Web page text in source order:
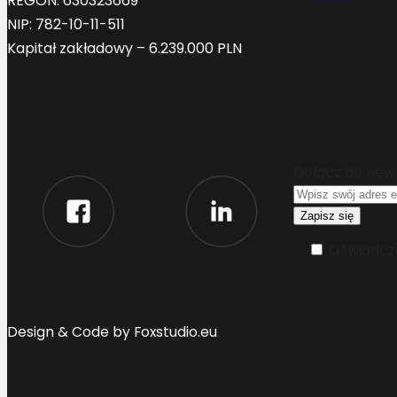
NIP: 782-10-11-511
Kapitał zakładowy – 6.239.000 PLN
Design & Code by Foxstudio.eu